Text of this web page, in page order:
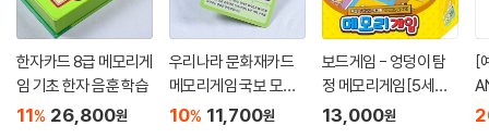
한자카드 8급 메모리게
임 기초 한자 음훈 학습
11% 26,800원
우리나라 문화재카드
메모리게임 국보 모불
역사학습
10% 11,700원
보드게임 - 엉덩이 탐
정 메모리게임[5세이
상,2인~4인]
13,000원
[
/